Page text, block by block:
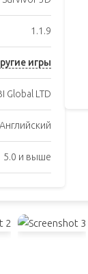
1.1.9
игры
Global LTD
5.0 и выше